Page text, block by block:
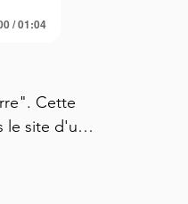
/ 01:04
Cette
le site d'un
notre
se